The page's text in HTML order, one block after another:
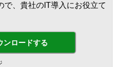
で、貴社のIT導入にお役立て
ンロードする